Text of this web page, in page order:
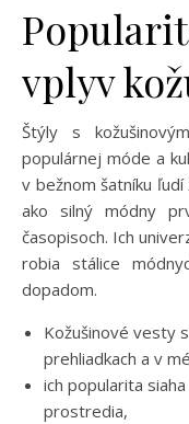
vplyv
Štýly s
populárnej móde a
v bežnom šatníku
ako silný módny
časopisoch. Ich
robia stálice
dopadom.
Kožušinové vesty
prehliadkach a v
ich popularita
prostredia,